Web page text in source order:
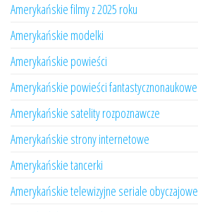
Amerykańskie filmy z 2025 roku
Amerykańskie modelki
Amerykańskie powieści
Amerykańskie powieści fantastycznonaukowe
Amerykańskie satelity rozpoznawcze
Amerykańskie strony internetowe
Amerykańskie tancerki
Amerykańskie telewizyjne seriale obyczajowe